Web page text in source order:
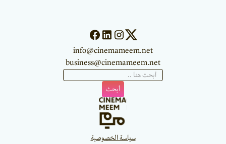
info@cinemameem.net
business@cinemameem.net
سياسة الخصوصية